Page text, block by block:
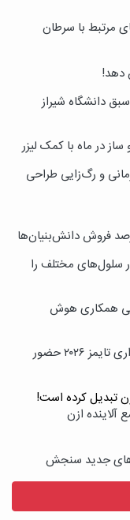
دهد!
دانشگاه شیراز
در ماه با کمک لیزر
و رگ‌زایی طراحی
سلول‌های مختلف را
همکاری هوش
چرا هیچ دانشگاه ایرانی در رتبه‌بندی تأثیرگذاری تایمز ۲۰۲۶ حضور
تبدیل کرده است!
ازن
جدید سنجش